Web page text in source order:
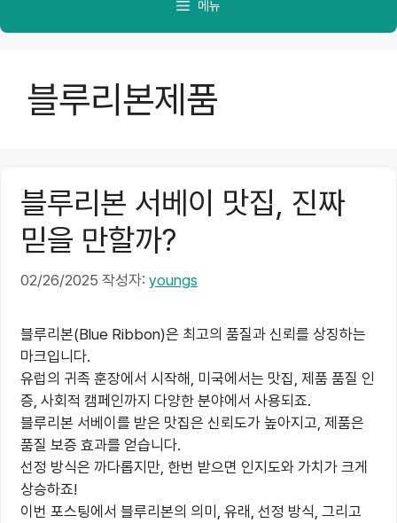
메뉴
블루리본제품
블루리본 서베이 맛집, 진짜
믿을 만할까?
02/26/2025 작성자: youngs
블루리본(Blue Ribbon)은 최고의 품질과 신뢰를 상징하는
마크입니다.
유럽의 귀족 훈장에서 시작해, 미국에서는 맛집, 제품 품질 인
증, 사회적 캠페인까지 다양한 분야에서 사용되죠.
블루리본 서베이를 받은 맛집은 신뢰도가 높아지고, 제품은
품질 보증 효과를 얻습니다.
선정 방식은 까다롭지만, 한번 받으면 인지도와 가치가 크게
상승하죠!
이번 포스팅에서 블루리본의 의미, 유래, 선정 방식, 그리고